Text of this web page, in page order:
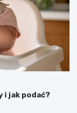
i jak podać?